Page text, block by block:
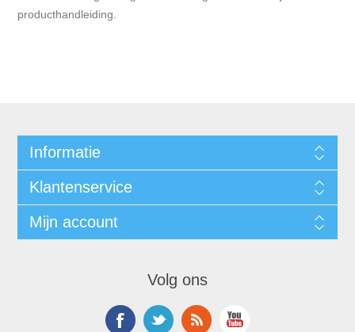
producthandleiding.
Informatie
Klantenservice
Mijn account
Volg ons